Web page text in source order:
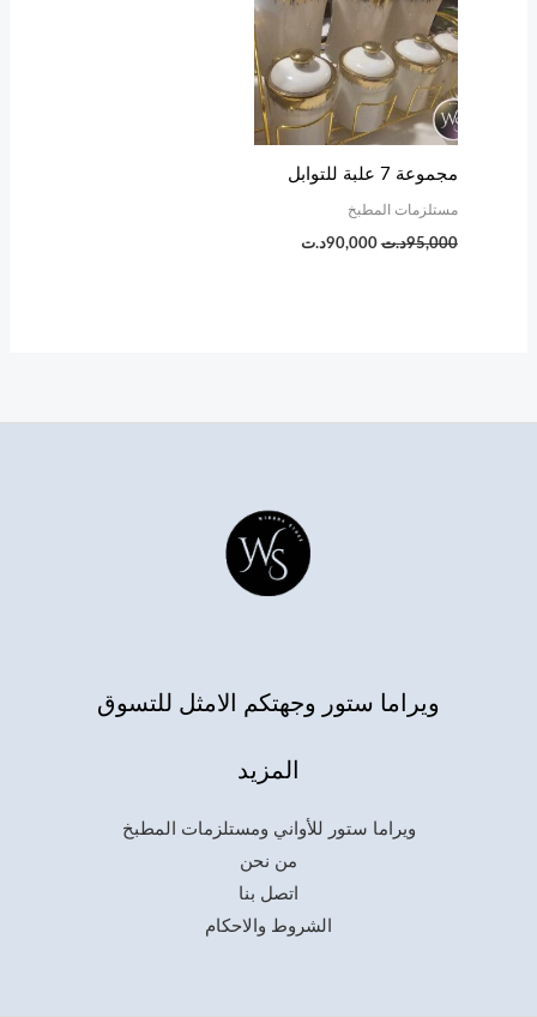
مجموعة 7 علبة للتوابل
مستلزمات المطبخ
95,000د.ت
95,000د.ت.
90,000د.ت
90,000د.ت.
ويراما ستور وجهتكم الامثل للتسوق
المزيد
ويراما ستور للأواني ومستلزمات المطبخ
من نحن
اتصل بنا
الشروط والاحكام